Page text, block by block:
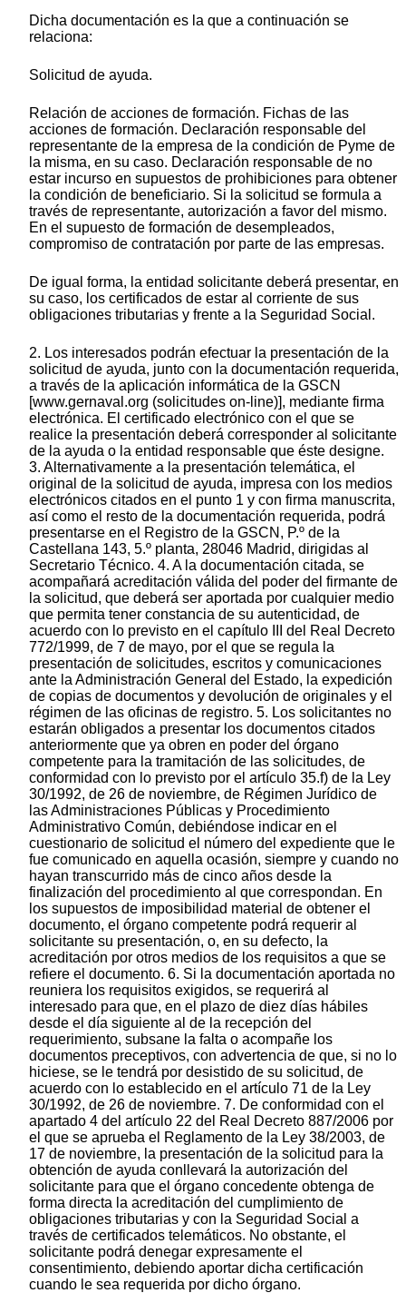
Dicha documentación es la que a continuación se
relaciona:
Solicitud de ayuda.
Relación de acciones de formación. Fichas de las
acciones de formación. Declaración responsable del
representante de la empresa de la condición de Pyme de
la misma, en su caso. Declaración responsable de no
estar incurso en supuestos de prohibiciones para obtener
la condición de beneficiario. Si la solicitud se formula a
través de representante, autorización a favor del mismo.
En el supuesto de formación de desempleados,
compromiso de contratación por parte de las empresas.
De igual forma, la entidad solicitante deberá presentar, en
su caso, los certificados de estar al corriente de sus
obligaciones tributarias y frente a la Seguridad Social.
2. Los interesados podrán efectuar la presentación de la
solicitud de ayuda, junto con la documentación requerida,
a través de la aplicación informática de la GSCN
[www.gernaval.org (solicitudes on-line)], mediante firma
electrónica. El certificado electrónico con el que se
realice la presentación deberá corresponder al solicitante
de la ayuda o la entidad responsable que éste designe.
3. Alternativamente a la presentación telemática, el
original de la solicitud de ayuda, impresa con los medios
electrónicos citados en el punto 1 y con firma manuscrita,
así como el resto de la documentación requerida, podrá
presentarse en el Registro de la GSCN, P.º de la
Castellana 143, 5.º planta, 28046 Madrid, dirigidas al
Secretario Técnico. 4. A la documentación citada, se
acompañará acreditación válida del poder del firmante de
la solicitud, que deberá ser aportada por cualquier medio
que permita tener constancia de su autenticidad, de
acuerdo con lo previsto en el capítulo III del Real Decreto
772/1999, de 7 de mayo, por el que se regula la
presentación de solicitudes, escritos y comunicaciones
ante la Administración General del Estado, la expedición
de copias de documentos y devolución de originales y el
régimen de las oficinas de registro. 5. Los solicitantes no
estarán obligados a presentar los documentos citados
anteriormente que ya obren en poder del órgano
competente para la tramitación de las solicitudes, de
conformidad con lo previsto por el artículo 35.f) de la Ley
30/1992, de 26 de noviembre, de Régimen Jurídico de
las Administraciones Públicas y Procedimiento
Administrativo Común, debiéndose indicar en el
cuestionario de solicitud el número del expediente que le
fue comunicado en aquella ocasión, siempre y cuando no
hayan transcurrido más de cinco años desde la
finalización del procedimiento al que correspondan. En
los supuestos de imposibilidad material de obtener el
documento, el órgano competente podrá requerir al
solicitante su presentación, o, en su defecto, la
acreditación por otros medios de los requisitos a que se
refiere el documento. 6. Si la documentación aportada no
reuniera los requisitos exigidos, se requerirá al
interesado para que, en el plazo de diez días hábiles
desde el día siguiente al de la recepción del
requerimiento, subsane la falta o acompañe los
documentos preceptivos, con advertencia de que, si no lo
hiciese, se le tendrá por desistido de su solicitud, de
acuerdo con lo establecido en el artículo 71 de la Ley
30/1992, de 26 de noviembre. 7. De conformidad con el
apartado 4 del artículo 22 del Real Decreto 887/2006 por
el que se aprueba el Reglamento de la Ley 38/2003, de
17 de noviembre, la presentación de la solicitud para la
obtención de ayuda conllevará la autorización del
solicitante para que el órgano concedente obtenga de
forma directa la acreditación del cumplimiento de
obligaciones tributarias y con la Seguridad Social a
través de certificados telemáticos. No obstante, el
solicitante podrá denegar expresamente el
consentimiento, debiendo aportar dicha certificación
cuando le sea requerida por dicho órgano.